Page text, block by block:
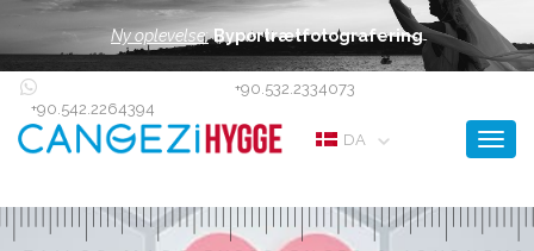
Ny oplevelse: Byportrætfotografering
+90.542.2264394
+90.532.2334073
DA